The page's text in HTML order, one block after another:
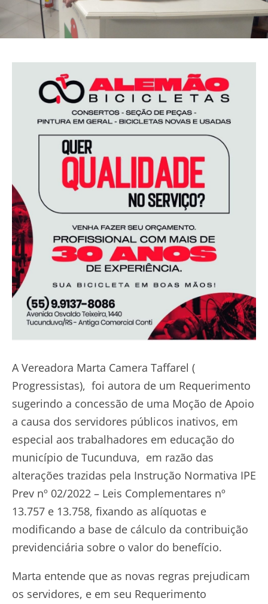
A Vereadora Marta Camera Taffarel (
Progressistas), foi autora de um Requerimento
sugerindo a concessão de uma Moção de Apoio
a causa dos servidores públicos inativos, em
especial aos trabalhadores em educação do
município de Tucunduva, em razão das
alterações trazidas pela Instrução Normativa IPE
Prev nº 02/2022 – Leis Complementares nº
13.757 e 13.758, fixando as alíquotas e
modificando a base de cálculo da contribuição
previdenciária sobre o valor do benefício.
Marta entende que as novas regras prejudicam
os servidores, e em seu Requerimento